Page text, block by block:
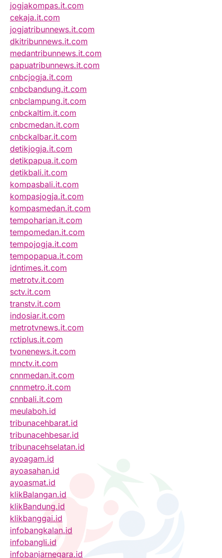
jogjakompas.it.com
cekaja.it.com
jogjatribunnews.it.com
dkitribunnews.it.com
medantribunnews.it.com
papuatribunnews.it.com
cnbcjogja.it.com
cnbcbandung.it.com
cnbclampung.it.com
cnbckaltim.it.com
cnbcmedan.it.com
cnbckalbar.it.com
detikjogja.it.com
detikpapua.it.com
detikbali.it.com
kompasbali.it.com
kompasjogja.it.com
kompasmedan.it.com
tempoharian.it.com
tempomedan.it.com
tempojogja.it.com
tempopapua.it.com
idntimes.it.com
metrotv.it.com
sctv.it.com
transtv.it.com
indosiar.it.com
metrotvnews.it.com
rctiplus.it.com
tvonenews.it.com
mnctv.it.com
cnnmedan.it.com
cnnmetro.it.com
cnnbali.it.com
meulaboh.id
tribunacehbarat.id
tribunacehbesar.id
tribunacehselatan.id
ayoagam.id
ayoasahan.id
ayoasmat.id
klikBalangan.id
klikBandung.id
klikbanggai.id
infobangkalan.id
infobangli.id
infobanjarnegara.id